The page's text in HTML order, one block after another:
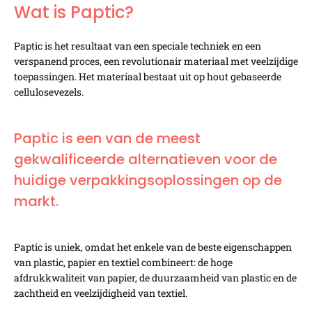
Wat is Paptic?
Paptic is het resultaat van een speciale techniek en een
verspanend proces, een revolutionair materiaal met veelzijdige
toepassingen. Het materiaal bestaat uit op hout gebaseerde
cellulosevezels.
Paptic is een van de meest
gekwalificeerde alternatieven voor de
huidige verpakkingsoplossingen op de
markt.
Paptic is uniek, omdat het enkele van de beste eigenschappen
van plastic, papier en textiel combineert: de hoge
afdrukkwaliteit van papier, de duurzaamheid van plastic en de
zachtheid en veelzijdigheid van textiel.